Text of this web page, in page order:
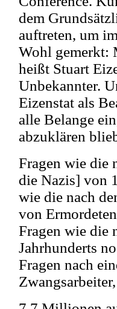
dem
auftreten, um
Wohl gemerkt:
heißt Stuart
Unbekannter.
Eizenstat als
alle Belange
abzuklären
Fragen wie die
die Nazis] von
wie die nach
von
Fragen wie die
Jahrhunderts
Fragen nach